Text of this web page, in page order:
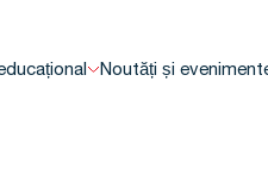
Noutăți și